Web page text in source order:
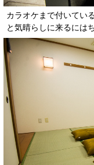
カラオケまで付いてい
と気晴らしに来るには